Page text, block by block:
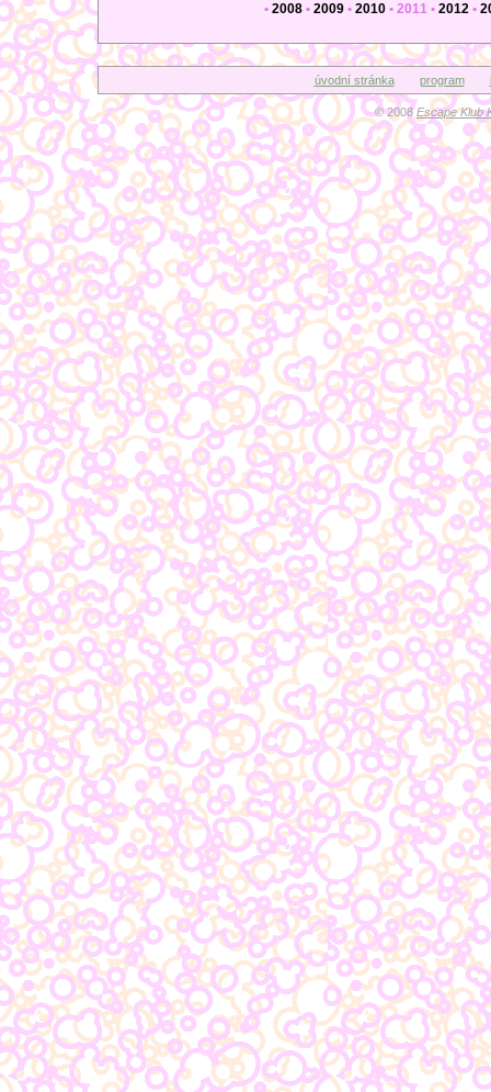
• 2008 • 2009 • 2010 • 2011 • 2012 •
úvodní stránka program
© 2008Escape Klub